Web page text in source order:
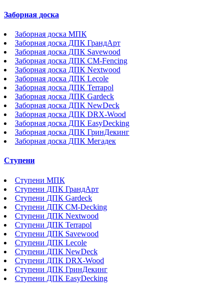
Заборная доска
Заборная доска МПК
Заборная доска ДПК ГрандАрт
Заборная доска ДПК Savewood
Заборная доска ДПК CM-Fencing
Заборная доска ДПК Nextwood
Заборная доска ДПК Lecole
Заборная доска ДПК Terrapol
Заборная доска ДПК Gardeck
Заборная доска ДПК NewDeck
Заборная доска ДПК DRX-Wood
Заборная доска ДПК EasyDecking
Заборная доска ДПК ГринДекинг
Заборная доска ДПК Мегадек
Ступени
Ступени МПК
Ступени ДПК ГрандАрт
Ступени ДПК Gardeck
Ступени ДПК CM-Decking
Ступени ДПК Nextwood
Ступени ДПК Terrapol
Ступени ДПК Savewood
Ступени ДПК Lecole
Ступени ДПК NewDeck
Ступени ДПК DRX-Wood
Ступени ДПК ГринДекинг
Ступени ДПК EasyDecking